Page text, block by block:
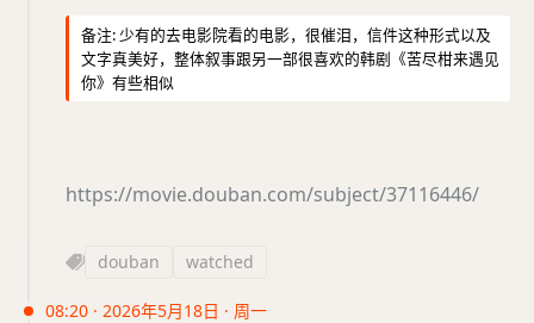
备注: 少有的去电影院看的电影，很催泪，信件这种形式以及
文字真美好，整体叙事跟另一部很喜欢的韩剧《苦尽柑来遇见
你》有些相似
https://movie.douban.com/subject/37116446/
douban watched
08:20 · 2026年5月18日 · 周一